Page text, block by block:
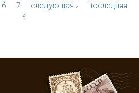
6 7 следующая ›
последняя
»